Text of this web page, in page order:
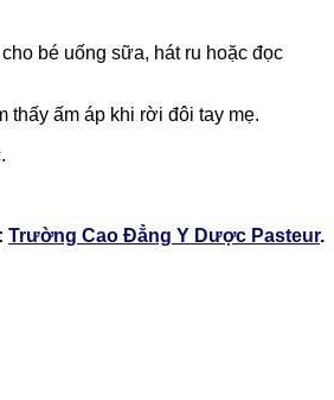
bé uống sữa, hát ru hoặc đọc
thấy ấm áp khi rời đôi tay mẹ.
Trường Cao Đẳng Y Dược Pasteur.